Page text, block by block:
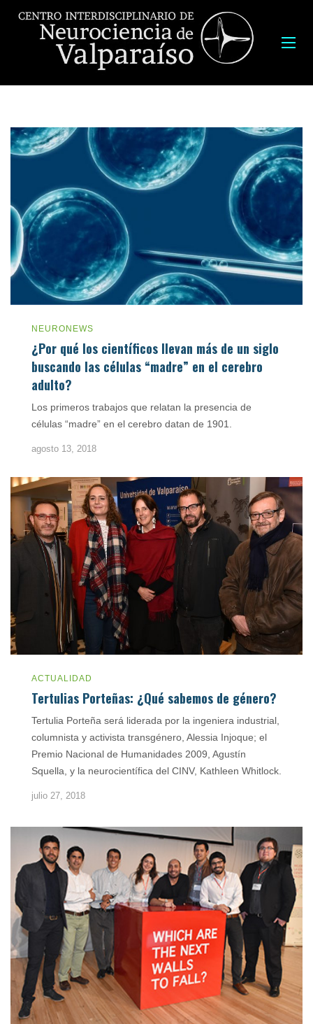
NEURONEWS
¿Por qué los científicos llevan más de un siglo
buscando las células “madre” en el cerebro
adulto?
Los primeros trabajos que relatan la presencia de
células “madre” en el cerebro datan de 1901.
agosto 13, 2018
ACTUALIDAD
Tertulias Porteñas: ¿Qué sabemos de género?
Tertulia Porteña será liderada por la ingeniera industrial,
columnista y activista transgénero, Alessia Injoque; el
Premio Nacional de Humanidades 2009, Agustín
Squella, y la neurocientífica del CINV, Kathleen Whitlock.
julio 27, 2018